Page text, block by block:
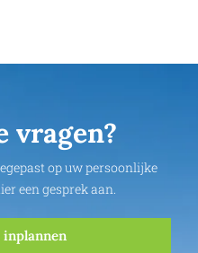
vragen?
op uw persoonlijke
een gesprek aan.